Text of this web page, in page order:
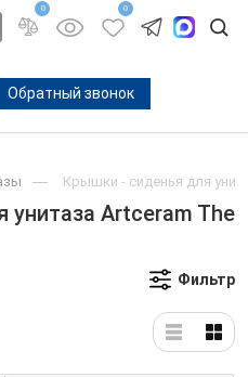
0 0
Обратный звонок
Крышки - сиденья для
Artceram The
Фильтр